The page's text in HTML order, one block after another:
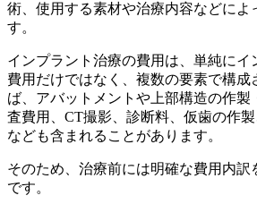
術、使用する素材や治療内容などによ
す。
インプラント治療の費用は、単純にイ
費用だけではなく、複数の要素で構成
ば、アバットメントや上部構造の作製
査費用、CT撮影、診断料、仮歯の作
なども含まれることがあります。
そのため、治療前には明確な費用内訳
です。